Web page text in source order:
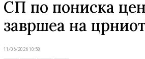
СП по пониска
завршеа на
11/06/2026 10:58